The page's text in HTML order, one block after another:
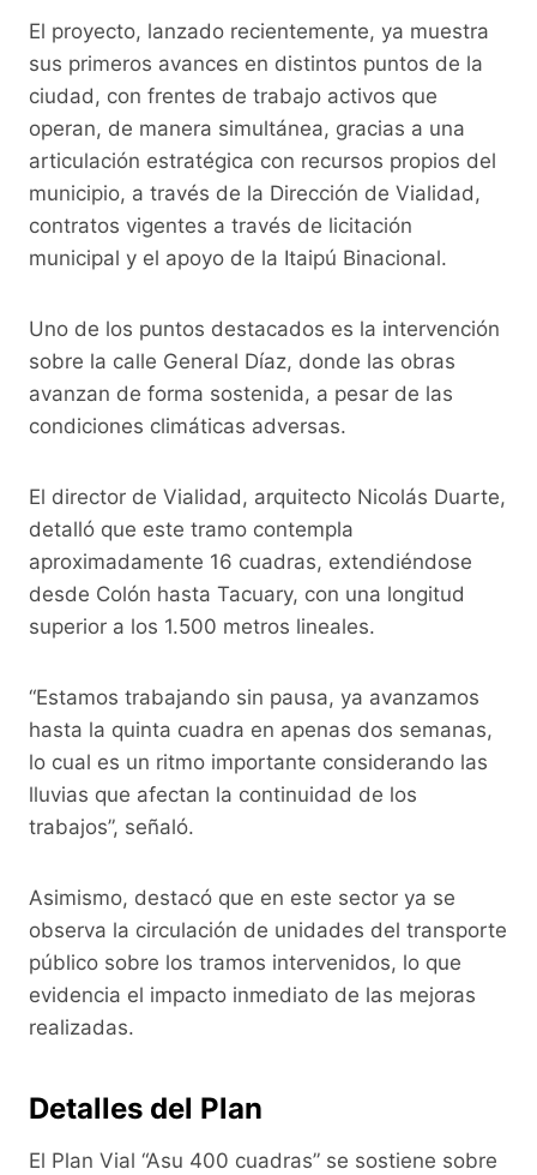
El proyecto, lanzado recientemente, ya muestra
sus primeros avances en distintos puntos de la
ciudad, con frentes de trabajo activos que
operan, de manera simultánea, gracias a una
articulación estratégica con recursos propios del
municipio, a través de la Dirección de Vialidad,
contratos vigentes a través de licitación
municipal y el apoyo de la Itaipú Binacional.
Uno de los puntos destacados es la intervención
sobre la calle General Díaz, donde las obras
avanzan de forma sostenida, a pesar de las
condiciones climáticas adversas.
El director de Vialidad, arquitecto Nicolás Duarte,
detalló que este tramo contempla
aproximadamente 16 cuadras, extendiéndose
desde Colón hasta Tacuary, con una longitud
superior a los 1.500 metros lineales.
“Estamos trabajando sin pausa, ya avanzamos
hasta la quinta cuadra en apenas dos semanas,
lo cual es un ritmo importante considerando las
lluvias que afectan la continuidad de los
trabajos”, señaló.
Asimismo, destacó que en este sector ya se
observa la circulación de unidades del transporte
público sobre los tramos intervenidos, lo que
evidencia el impacto inmediato de las mejoras
realizadas.
Detalles del Plan
El Plan Vial “Asu 400 cuadras” se sostiene sobre